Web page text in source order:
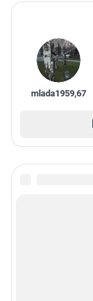
mlada1959,67